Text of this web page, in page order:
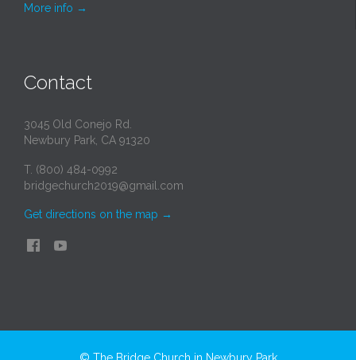
More info →
Contact
3045 Old Conejo Rd.
Newbury Park, CA 91320
T. (800) 484-0992
bridgechurch2019@gmail.com
Get directions on the map →